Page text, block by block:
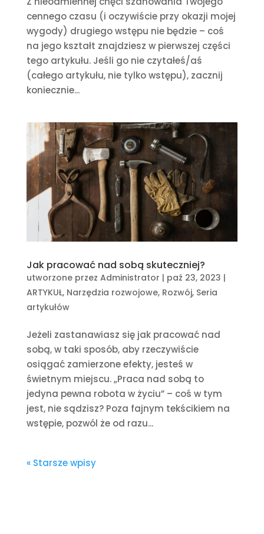
cennego czasu (i oczywiście przy okazji mojej
wygody) drugiego wstępu nie będzie – coś
na jego kształt znajdziesz w pierwszej części
tego artykułu. Jeśli go nie czytałeś/aś
(całego artykułu, nie tylko wstępu), zacznij
koniecznie...
Jak pracować nad sobą skuteczniej?
utworzone przez Administrator | paź 23, 2023 |
ARTYKUŁ, Narzędzia rozwojowe, Rozwój, Seria
artykułów
Jeżeli zastanawiasz się jak pracować nad
sobą, w taki sposób, aby rzeczywiście
osiągać zamierzone efekty, jesteś w
świetnym miejscu. „Praca nad sobą to
jedyna pewna robota w życiu” – coś w tym
jest, nie sądzisz? Poza fajnym tekścikiem na
wstępie, pozwól że od razu...
« Starsze wpisy